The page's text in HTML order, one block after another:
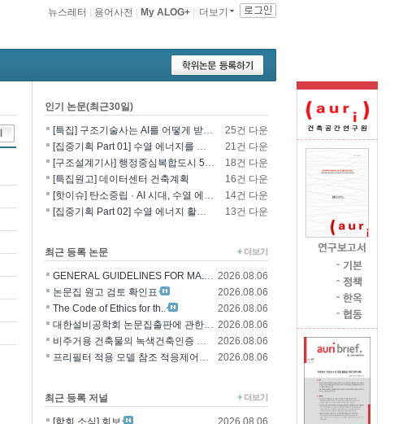
더보기
My ALOG+
용어사전
뉴스레터
인기 논문(최근30일)
[특집] 구조기술사는 AI를 어떻게 받아들일 것인가? - 영국구조기술사회의 AI 및 L..
25건 다운
[집중기획 Part 01] 수열 에너지를 이용한 건물 냉난방 및 데이터센터 냉각
21건 다운
[구조설계기사] 행정중심복합도시 5-1생활권 L5BL 공공주택 건설공사 모듈러 건축물 ..
18건 다운
[특집원고] 데이터센터 건축계획
16건 다운
[핫이슈] 탄소중립 · AI 시대, 수열 에너지 기술의 재조명과 고도화 방향
14건 다운
[집중기획 Part 02] 수열 에너지 활용 기술 및 수열 플랜트 적용
13건 다운
최근 등록 논문
GENERAL GUIDELINES FOR MA.. 2026.08.06
논문집 원고 검토 확인표
2026.08.06
The Code of Ethics for th..
2026.08.06
대한설비공학회 논문집출판에 관한 윤리규정 2026.08.06
비주거용 건축물의 녹색건축인증 에너지 및 환경..
2026.08.06
프리필터 적용 모델 참조 적응제어에 의한 가변..
2026.08.06
최근 등록 저널
[학회 소식] 회보
2026.08.06